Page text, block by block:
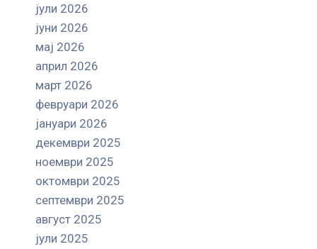
јули 2026
јуни 2026
мај 2026
април 2026
март 2026
февруари 2026
јануари 2026
декември 2025
ноември 2025
октомври 2025
септември 2025
август 2025
јули 2025